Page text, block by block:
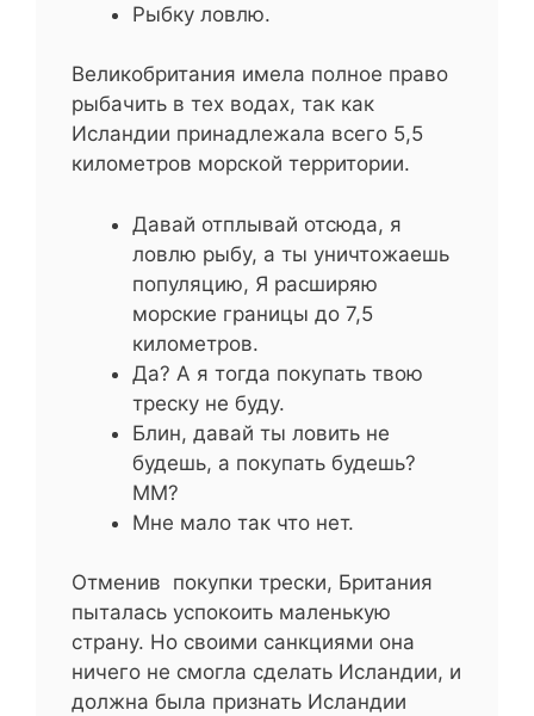
Рыбку ловлю.
Великобритания имела полное право
рыбачить в тех водах, так как
Исландии принадлежала всего 5,5
километров морской территории.
Давай отплывай отсюда, я
ловлю рыбу, а ты уничтожаешь
популяцию, Я расширяю
морские границы до 7,5
километров.
Да? А я тогда покупать твою
треску не буду.
Блин, давай ты ловить не
будешь, а покупать будешь?
ММ?
Мне мало так что нет.
Отменив покупки трески, Британия
пыталась успокоить маленькую
страну. Но своими санкциями она
ничего не смогла сделать Исландии, и
должна была признать Исландии